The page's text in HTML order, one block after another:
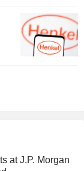
at J.P. Morgan